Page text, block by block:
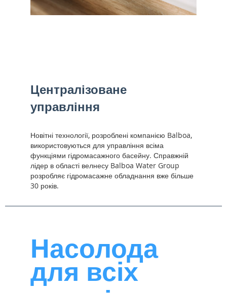
Централізоване
управління
Новітні технології, розроблені компанією Balboa,
використовуються для управління всіма
функціями гідромасажного басейну. Справжній
лідер в області велнесу Balboa Water Group
розробляє гідромасажне обладнання вже більше
30 років.
Насолода
для всіх